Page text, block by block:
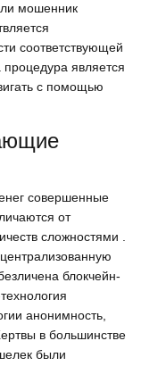
мошенник
соответствующей
является
с помощью
совершенные
от
сложностями .
блокчейн-
анонимность,
в большинстве
были